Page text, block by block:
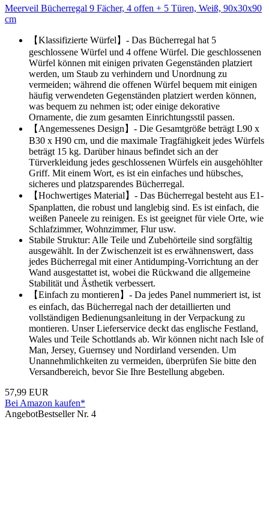
Meerveil Bücherregal 9 Fächer, 4 offen + 5 Türen, Weiß, 90x30x90
cm
【Klassifizierte Würfel】- Das Bücherregal hat 5
geschlossene Würfel und 4 offene Würfel. Die geschlossenen
Würfel können mit einigen privaten Gegenständen platziert
werden, um Staub zu verhindern und Unordnung zu
vermeiden; während die offenen Würfel bequem mit einigen
häufig verwendeten Gegenständen platziert werden können,
was bequem zu nehmen ist; oder einige dekorative
Ornamente, die zum gesamten Einrichtungsstil passen.
【Angemessenes Design】- Die Gesamtgröße beträgt L90 x
B30 x H90 cm, und die maximale Tragfähigkeit jedes Würfels
beträgt 15 kg. Darüber hinaus befindet sich an der
Türverkleidung jedes geschlossenen Würfels ein ausgehöhlter
Griff. Mit einem Wort, es ist ein einfaches und hübsches,
sicheres und platzsparendes Bücherregal.
【Hochwertiges Material】- Das Bücherregal besteht aus E1-
Spanplatten, die robust und langlebig sind. Es ist einfach, die
weißen Paneele zu reinigen. Es ist geeignet für viele Orte, wie
Schlafzimmer, Wohnzimmer, Flur usw.
Stabile Struktur: Alle Teile und Zubehörteile sind sorgfältig
ausgewählt. In der Zwischenzeit ist es erwähnenswert, dass
jedes Bücherregal mit einer Antidumping-Vorrichtung an der
Wand ausgestattet ist, wobei die Rückwand die allgemeine
Stabilität und Ästhetik verbessert.
【Einfach zu montieren】- Da jedes Panel nummeriert ist, ist
es einfach, das Bücherregal nach der detaillierten und
vollständigen Bedienungsanleitung in der Verpackung zu
montieren. Unser Lieferservice deckt das englische Festland,
Wales und Teile Schottlands ab. Wir können nicht nach Isle of
Man, Jersey, Guernsey und Nordirland versenden. Um
Unannehmlichkeiten zu vermeiden, überprüfen Sie bitte den
Versandbereich, bevor Sie Ihre Bestellung abgeben.
57,99 EUR
Bei Amazon kaufen*
AngebotBestseller Nr. 4